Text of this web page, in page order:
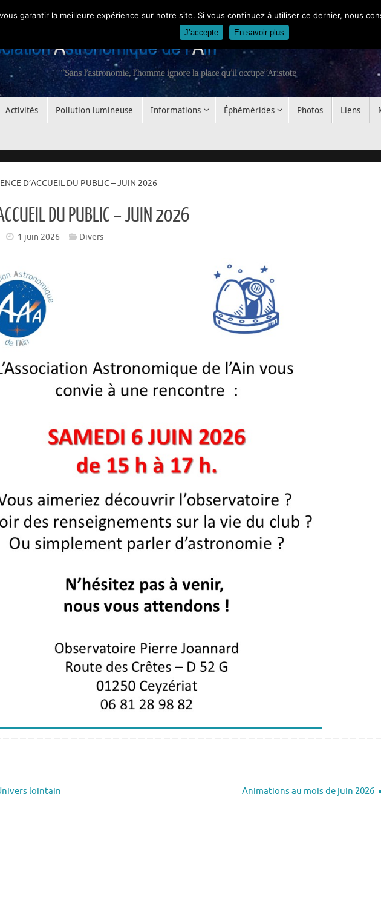
Activités Pollution lumineuse Informations Éphémérides Photos Liens
D’ACCUEIL DU PUBLIC – JUIN 2026
DU PUBLIC – JUIN 2026
1 juin 2026 Divers
lointain Animations au mois de juin 2026
garantir la meilleure expérience sur notre site. Si vous continuez à utiliser ce dernier, nous
J’accepte En savoir plus